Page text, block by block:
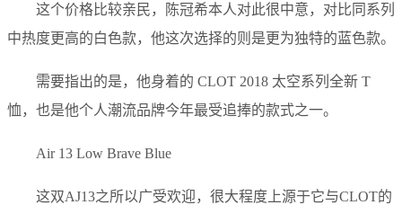
这个价格比较亲民，陈冠希本人对此很中意，对比同系列
中热度更高的白色款，他这次选择的则是更为独特的蓝色款。
需要指出的是，他身着的 CLOT 2018 太空系列全新 T
恤，也是他个人潮流品牌今年最受追捧的款式之一。
Air 13 Low Brave Blue
这双AJ13之所以广受欢迎，很大程度上源于它与CLOT的